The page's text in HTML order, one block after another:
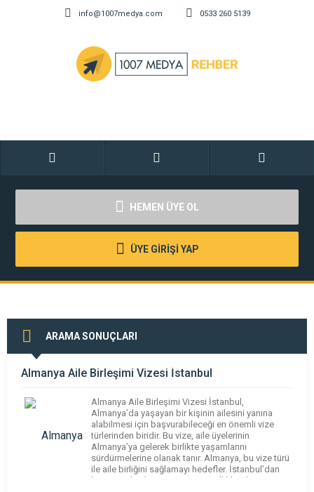
info@1007medya.com 0533 260 5139
HEMEN ÜYE OL
ÜYE GİRİŞİ YAP
ARAMA SONUÇLARI
Almanya Aile Birleşimi Vizesi İstanbul
Almanya Aile Birleşimi Vizesi İstanbul,
Almanya’da yaşayan bir kişinin ailesini yanına
alabilmesi için başvurabileceği en önemli vize
türlerinden biridir. Bu vize, aile üyelerinin
Almanya’ya gelerek birlikte yaşamlarını
sürdürmelerine olanak tanır. Almanya, bu vize türü
ile aile birliğini sağlamayı hedefler. İstanbul’dan
başvuran kişiler için süreç, genellikle Almanya